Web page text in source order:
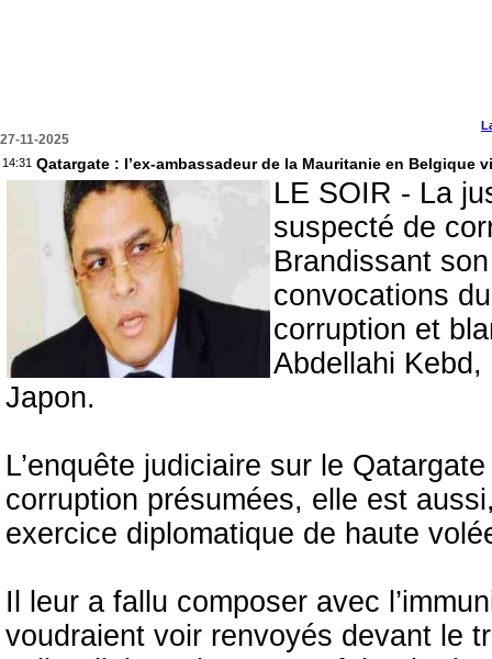
27-11-2025
14:31 Qatargate : l’ex-ambassadeur de la Mauritanie en Belgique
LE SOIR - La
suspecté de
Brandissant
convocations
corruption et
Abdellahi
Japon.
L’enquête judiciaire sur le
corruption présumées, elle est
exercice diplomatique de haute
Il leur a fallu composer avec
voudraient voir renvoyés devant le